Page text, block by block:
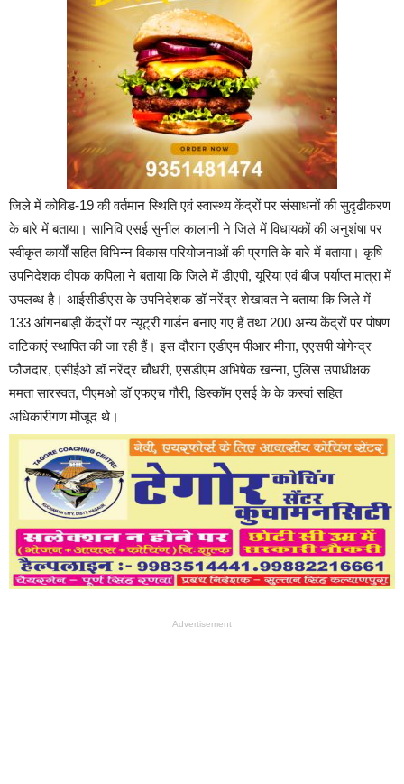
जिले में कोविड-19 की वर्तमान स्थिति एवं स्वास्थ्य केंद्रों पर संसाधनों की सुदृढीकरण
के बारे में बताया। सानिवि एसई सुनील कालानी ने जिले में विधायकों की अनुशंषा पर
स्वीकृत कार्यों सहित विभिन्न विकास परियोजनाओं की प्रगति के बारे में बताया। कृषि
उपनिदेशक दीपक कपिला ने बताया कि जिले में डीएपी, यूरिया एवं बीज पर्याप्त मात्रा में
उपलब्ध है। आईसीडीएस के उपनिदेशक डॉ नरेंद्र शेखावत ने बताया कि जिले में
133 आंगनबाड़ी केंद्रों पर न्यूट्री गार्डन बनाए गए हैं तथा 200 अन्य केंद्रों पर पोषण
वाटिकाएं स्थापित की जा रही हैं। इस दौरान एडीएम पीआर मीना, एएसपी योगेन्द्र
फौजदार, एसीईओ डॉ नरेंद्र चौधरी, एसडीएम अभिषेक खन्ना, पुलिस उपाधीक्षक
ममता सारस्वत, पीएमओ डॉ एफएच गौरी, डिस्कॉम एसई के के कस्वां सहित
अधिकारीगण मौजूद थे।
Advertisement